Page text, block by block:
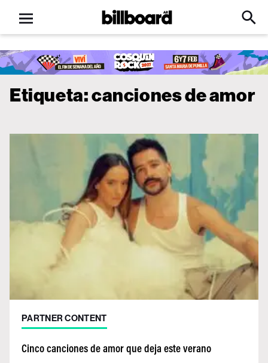
Open
menu
Billboard
Click
Input
Etiqueta:canciones de amor
PARTNER CONTENT
Cinco canciones de amor que deja este verano